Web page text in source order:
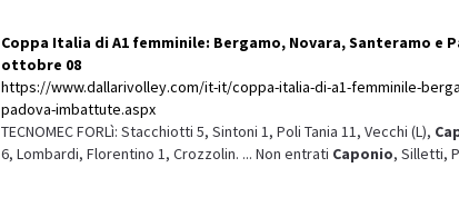
Coppa Italia di A1 femminile: Bergamo, Novara, Santeramo e
ottobre 08
https://www.dallarivolley.com/it-it/coppa-italia-di-a1-femminile-
padova-imbattute.aspx
TECNOMEC FORLì: Stacchiotti 5, Sintoni 1, Poli Tania 11, Vecchi (L),
6, Lombardi, Florentino 1, Crozzolin. ... Non entrati Caponio, Silletti,